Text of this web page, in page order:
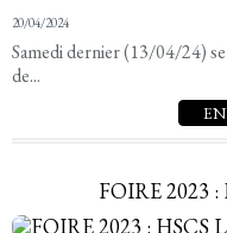
20/04/2024
Samedi dernier (13/04/24)
de...
FOIRE 2023 :